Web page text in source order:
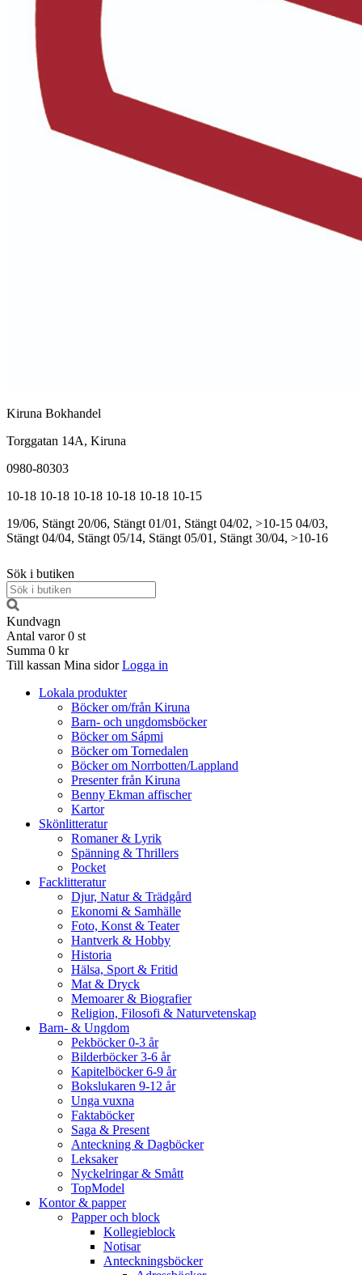
Kiruna Bokhandel
Torggatan 14A, Kiruna
0980-80303
10-18 10-18 10-18 10-18 10-18 10-15
19/06, Stängt 20/06, Stängt 01/01, Stängt 04/02, >10-15 04/03,
Stängt 04/04, Stängt 05/14, Stängt 05/01, Stängt 30/04, >10-16
Sök i butiken
Kundvagn
Antal varor 0 st
Summa 0 kr
Till kassan Mina sidor Logga in
Lokala produkter
Böcker om/från Kiruna
Barn- och ungdomsböcker
Böcker om Sápmi
Böcker om Tornedalen
Böcker om Norrbotten/Lappland
Presenter från Kiruna
Benny Ekman affischer
Kartor
Skönlitteratur
Romaner & Lyrik
Spänning & Thrillers
Pocket
Facklitteratur
Djur, Natur & Trädgård
Ekonomi & Samhälle
Foto, Konst & Teater
Hantverk & Hobby
Historia
Hälsa, Sport & Fritid
Mat & Dryck
Memoarer & Biografier
Religion, Filosofi & Naturvetenskap
Barn- & Ungdom
Pekböcker 0-3 år
Bilderböcker 3-6 år
Kapitelböcker 6-9 år
Bokslukaren 9-12 år
Unga vuxna
Faktaböcker
Saga & Present
Anteckning & Dagböcker
Leksaker
Nyckelringar & Smått
TopModel
Kontor & papper
Papper och block
Kollegieblock
Notisar
Anteckningsböcker